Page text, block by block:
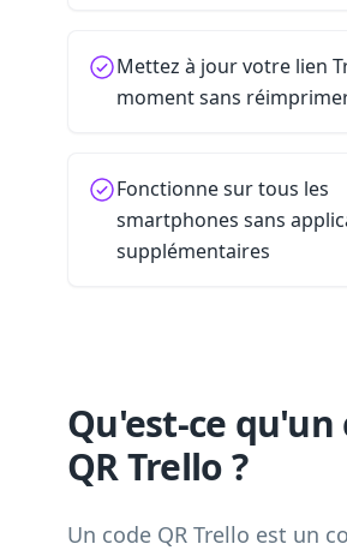
Mettez à jour votre lien
moment sans
Fonctionne sur tous les
smartphones sans
supplémentaires
Qu'est-ce qu'un
QR Trello ?
Un code QR Trello est un